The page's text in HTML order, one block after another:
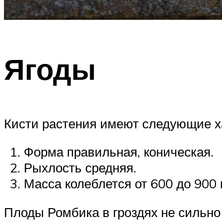
Ягоды
Кисти растения имеют следующие
Форма правильная, коническая.
Рыхлость средняя.
Масса колеблется от 600 до 900
Плоды Ромбика в гроздях не